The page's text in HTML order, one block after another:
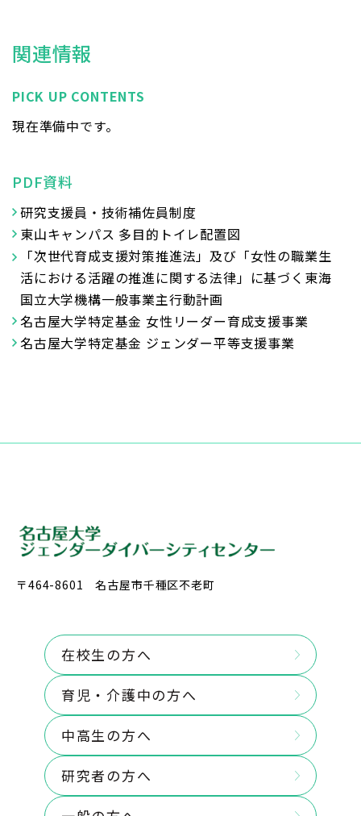
関連情報
PICK UP CONTENTS
現在準備中です。
PDF資料
研究支援員・技術補佐員制度
東山キャンパス 多目的トイレ配置図
「次世代育成支援対策推進法」及び「女性の職業生
活における活躍の推進に関する法律」 に基づく東海
国立大学機構一般事業主行動計画
名古屋大学特定基金 女性リーダー育成支援事業
名古屋大学特定基金 ジェンダー平等支援事業
〒464-8601 名古屋市千種区不老町
在校生の方へ
育児・介護中の方へ
中高生の方へ
研究者の方へ